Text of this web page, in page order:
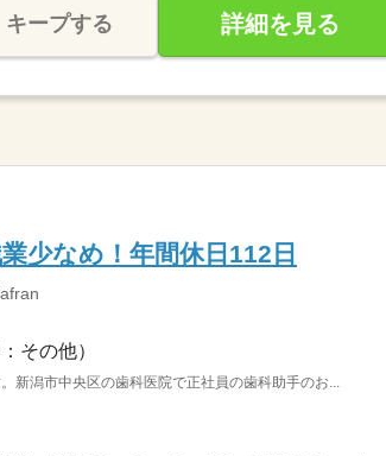
キープする 詳細を見る
少なめ！年間休日112日
その他）
新潟市中央区の歯科医院で正社員の歯科助手のお...